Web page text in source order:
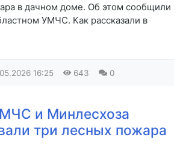
в дачном доме. Об этом сообщили
УМЧС. Как рассказали в
16:25 643 0
и Минлесхоза
три лесных пожара